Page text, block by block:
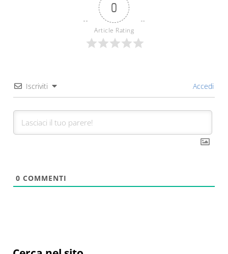
0
Article Rating
Iscriviti Accedi
0 COMMENTI